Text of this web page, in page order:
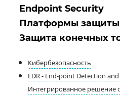
Endpoint Security
Платформы защиты
Защита конечных
Кибербезопасность
EDR - End-point Detection
Интегрированное решение